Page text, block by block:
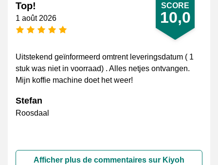
SCORE
10,0
Top!
1 août 2026
[_General:NumberOfStarsPluralFormat]
Uitstekend geïnformeerd omtrent leveringsdatum ( 1
stuk was niet in voorraad) . Alles netjes ontvangen.
Mijn koffie machine doet het weer!
Stefan
Roosdaal
Afficher plus de commentaires sur Kiyoh